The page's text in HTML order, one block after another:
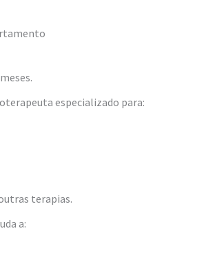
especializado para:
terapias.
a: